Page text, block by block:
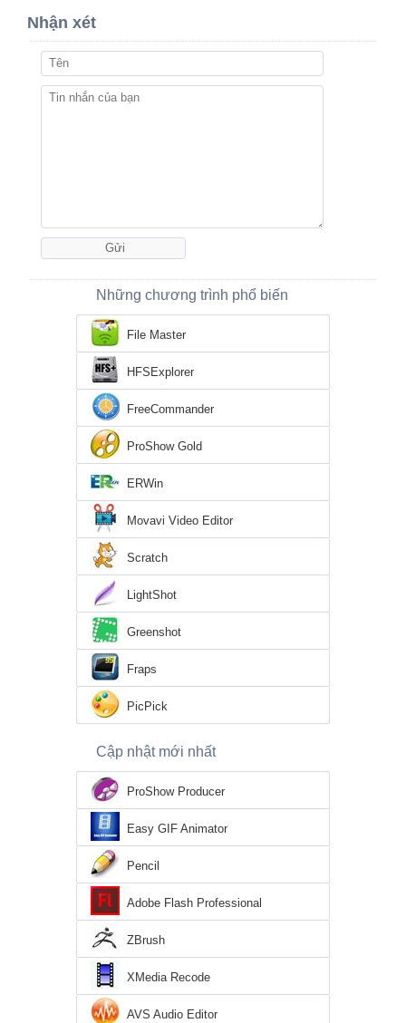
Nhận xét
Những chương trình phổ biến
File Master
HFSExplorer
FreeCommander
ProShow Gold
ERWin
Movavi Video Editor
Scratch
LightShot
Greenshot
Fraps
PicPick
Cập nhật mới nhất
ProShow Producer
Easy GIF Animator
Pencil
Adobe Flash Professional
ZBrush
XMedia Recode
AVS Audio Editor